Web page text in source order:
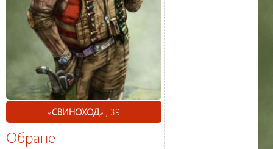
«СВИНОХОД» , 39
Обране